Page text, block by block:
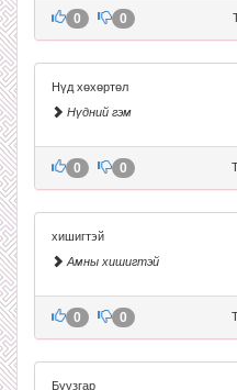
0 0
Нүд хөхөртөл
Нүдний гэм
0 0
хишигтэй
Амны хишигтэй
0 0
Буузгар